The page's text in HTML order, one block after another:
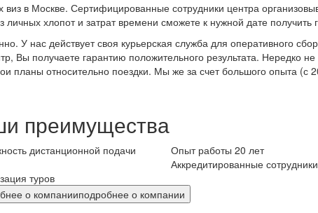
в Москве. Сертифицированные сотрудники центра
хлопот и затрат времени сможете к нужной дате получить
У нас действует своя курьерская служба для оперативного
Вы получаете гарантию положительного результата. Нередко
планы относительно поездки. Мы же за счет большого опыта
преимущества
дистанционной подачи
Опыт работы 20 лет
Аккредитированные сотрудники
туров
о компанииподробнее о компании